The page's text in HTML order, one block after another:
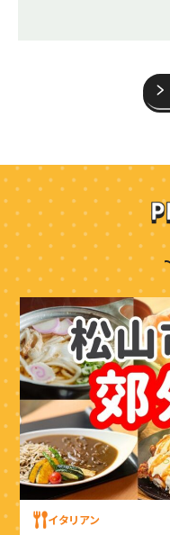
イタリアン